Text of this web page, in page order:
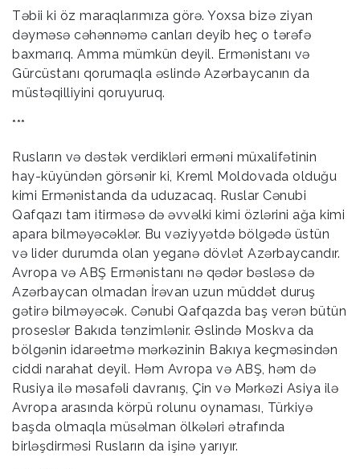
Təbii ki öz maraqlarımıza görə. Yoxsa bizə ziyan
dəyməsə cəhənnəmə canları deyib heç o tərəfə
baxmarıq. Amma mümkün deyil. Ermənistanı və
Gürcüstanı qorumaqla əslində Azərbaycanın da
müstəqilliyini qoruyuruq.
***
Rusların və dəstək verdikləri erməni müxalifətinin
hay-küyündən görsənir ki, Kreml Moldovada olduğu
kimi Ermənistanda da uduzacaq. Ruslar Cənubi
Qafqazı tam itirməsə də əvvəlki kimi özlərini ağa kimi
apara bilməyəcəklər. Bu vəziyyətdə bölgədə üstün
və lider durumda olan yeganə dövlət Azərbaycandır.
Avropa və ABŞ Ermənistanı nə qədər bəsləsə də
Azərbaycan olmadan İrəvan uzun müddət duruş
gətirə bilməyəcək. Cənubi Qafqazda baş verən bütün
proseslər Bakıda tənzimlənir. Əslində Moskva da
bölgənin idarəetmə mərkəzinin Bakıya keçməsindən
ciddi narahat deyil. Həm Avropa və ABŞ, həm də
Rusiya ilə məsafəli davranış, Çin və Mərkəzi Asiya ilə
Avropa arasında körpü rolunu oynaması, Türkiyə
başda olmaqla müsəlman ölkələri ətrafında
birləşdirməsi Rusların da işinə yarıyır.